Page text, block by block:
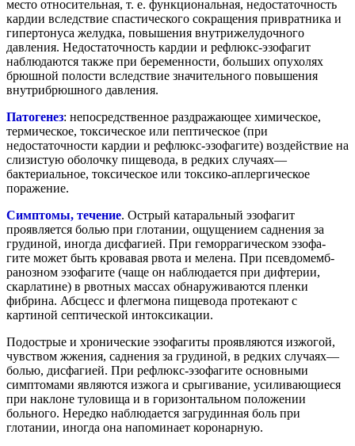
место относительная, т. е. функциональная, недостаточность
кардии вследствие спастического сокращения привратника и
гипертонуса желудка, повышения внутрижелудочного
давления. Недостаточность кардии и рефлюкс-эзофагит
наблюдаются также при беременности, больших опухолях
брюшной полости вследствие значительного повышения
внутрибрюшного давления.
Патогенез: непосредственное раздражающее химическое,
термическое, токсическое или пептическое (при
недостаточности кардии и рефлюкс-эзофагите) воздействие на
слизистую оболочку пищевода, в редких случаях—
бактериальное, токсическое или токсико-аплергическое
поражение.
Симптомы, течение. Острый катаральный эзофагит
проявляется болью при глотании, ощущением саднения за
грудиной, иногда дисфагией. При геморрагическом эзофа-
гите может быть кровавая рвота и мелена. При псевдомемб-
ранозном эзофагите (чаще он наблюдается при дифтерии,
скарлатине) в рвотных массах обнаруживаются пленки
фибрина. Абсцесс и флегмона пищевода протекают с
картиной септической интоксикации.
Подострые и хронические эзофагиты проявляются изжогой,
чувством жжения, саднения за грудиной, в редких случаях—
болью, дисфагией. При рефлюкс-эзофагите основными
симптомами являются изжога и срыгивание, усиливающиеся
при наклоне туловища и в горизонтальном положении
больного. Нередко наблюдается загрудинная боль при
глотании, иногда она напоминает коронарную.